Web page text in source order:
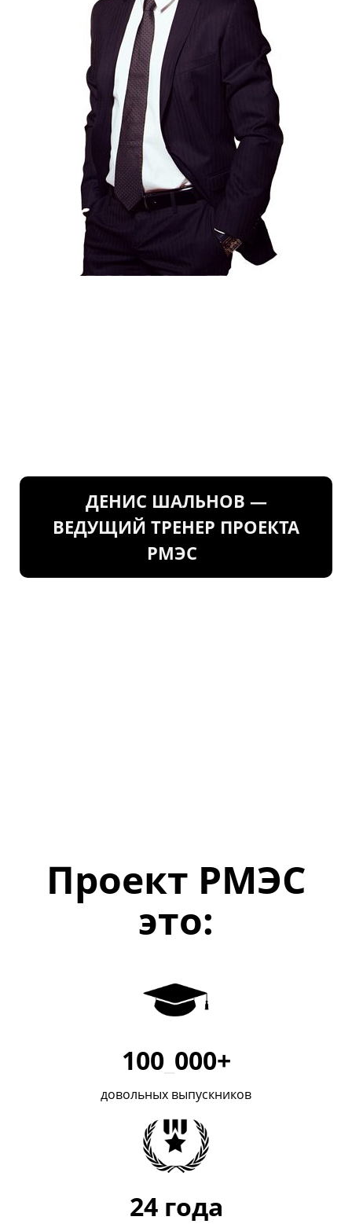
ДЕНИС ШАЛЬНОВ —
ВЕДУЩИЙ ТРЕНЕР ПРОЕКТА
РМЭС
Проект РМЭС
это:
100_ 000+
довольных выпускников
24 года